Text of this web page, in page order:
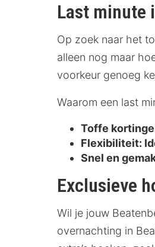
Last minute
Op zoek naar het
alleen nog maar
voorkeur genoeg
Waarom een last
Toffe
Flexibiliteit:
Snel en
Exclusieve
Wil je jouw
overnachting in